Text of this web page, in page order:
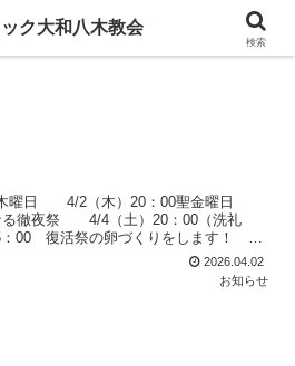
ク大和八木教会
木曜日 4/2（木）20：00聖金曜日
る徹夜祭 4/4（土）20：00（洗礼
00 復活祭の卵づくりをします！ 教
2026.04.02
お知らせ
ク大和八木教会
検索